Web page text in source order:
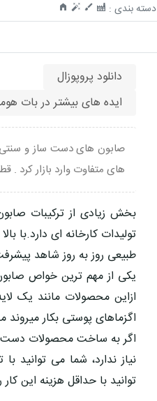
دسته بندی :
دانلود پروپوزال
ایده های بیشتر در بات
صابون های دست ساز و سنتی
های متفاوت وارد بازار کرد
بخش زیادی از ترکیبات
تولیدات کارخانه ای دارد.با
طبیعی روز به روز شاهد
یکی از مهم ترین خواص
ازاین محصولات مانند یک
اگزماهای پوستی بکار میروند
اگر به ساخت محصولات دست
نیاز ندارد، شما می توانید
توانید با حداقل هزینه این